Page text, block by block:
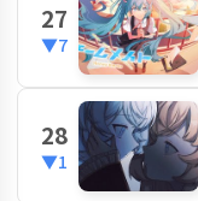
27
▼7
28
▼1